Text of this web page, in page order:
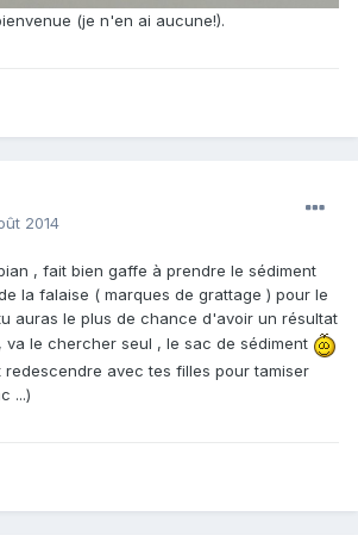
(je n'en ai aucune!).
2014
, fait bien gaffe à prendre le sédiment
la falaise ( marques de grattage ) pour le
auras le plus de chance d'avoir un résultat
le chercher seul , le sac de sédiment
redescendre avec tes filles pour tamiser
...)